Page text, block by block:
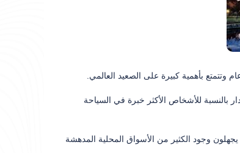
بأهمية كبيرة على الصعيد العالمي.
بالنسبة للأشخاص الأكثر خبرة في السياحة
وجود الكثير من الأسواق المحلية المدهشة